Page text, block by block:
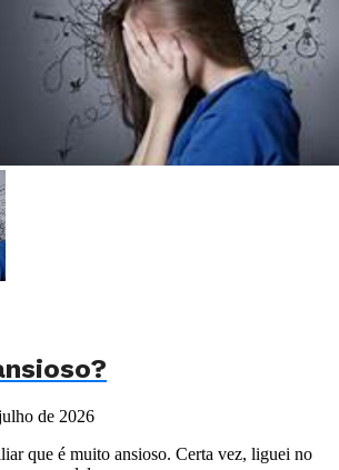
de 2026
que é muito ansioso. Certa vez, liguei no